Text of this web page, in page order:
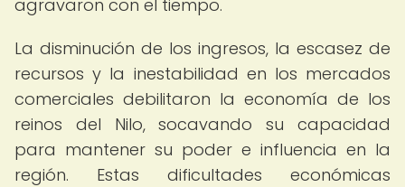
agravaron con el tiempo.
La disminución de los ingresos, la escasez de
recursos y la inestabilidad en los mercados
comerciales debilitaron la economía de los
reinos del Nilo, socavando su capacidad
para mantener su poder e influencia en la
región. Estas dificultades económicas